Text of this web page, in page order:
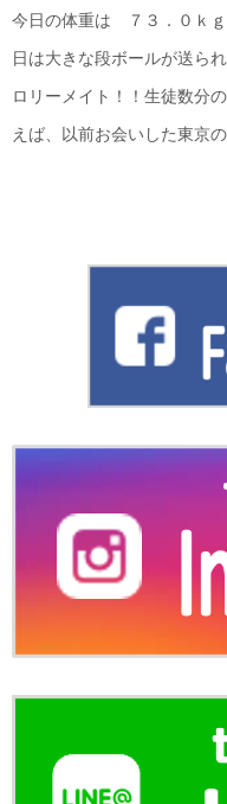
今日の体重は ７３．０ｋ
日は大きな段ボールが送ら
ロリーメイト！！生徒数分
えば、以前お会いした東京の